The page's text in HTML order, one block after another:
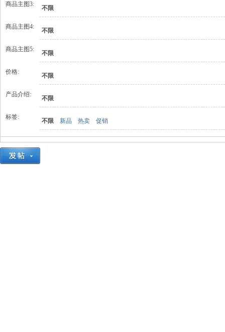
商品主图3:
不限
商品主图4:
不限
商品主图5:
不限
价格:
不限
产品介绍:
不限
标签:
不限 新品 热卖 促销